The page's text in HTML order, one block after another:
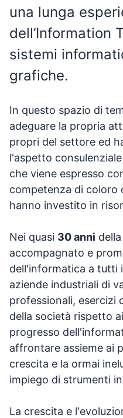
una lunga
dell’Information
sistemi
grafiche.
In questo spazio di
adeguare la propria
propri del settore ed
l'aspetto
che viene espresso
competenza di coloro
hanno investito in
Nei quasi 30 anni
accompagnato e
dell'informatica a tutti
aziende industriali di
professionali, esercizi
della società rispetto
progresso
affrontare assieme ai
crescita e la ormai
impiego di strumenti
La crescita e